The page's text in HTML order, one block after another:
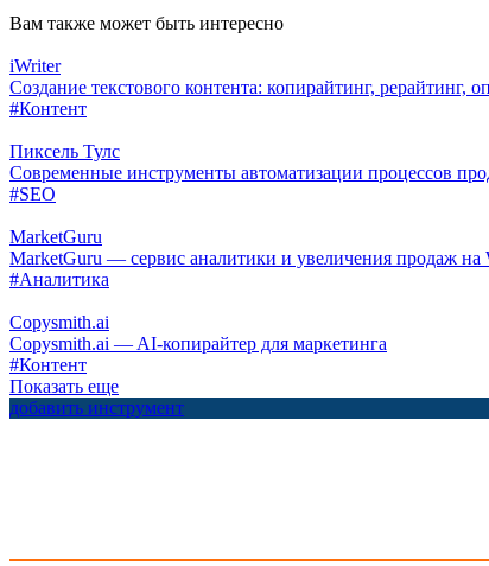
Вам также может быть интересно
iWriter
Создание текстового контента: копирайтинг, рерайтинг,
#Контент
Пиксель Тулс
Современные инструменты автоматизации процессов
#SEO
MarketGuru
MarketGuru — сервис аналитики и увеличения продаж на
#Аналитика
Copysmith.ai
Copysmith.ai — AI-копирайтер для маркетинга
#Контент
Показать еще
добавить инструмент